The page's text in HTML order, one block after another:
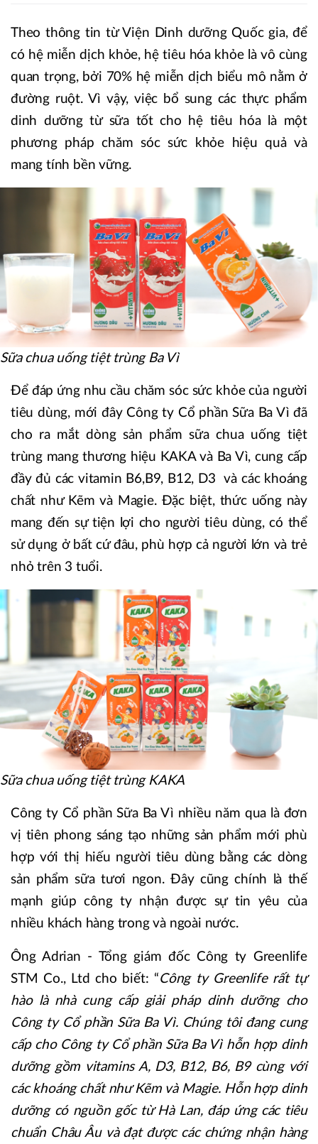
Theo thông tin từ Viện Dinh dưỡng Quốc gia, để
có hệ miễn dịch khỏe, hệ tiêu hóa khỏe là vô cùng
quan trọng, bởi 70% hệ miễn dịch biểu mô nằm ở
đường ruột. Vì vậy, việc bổ sung các thực phẩm
dinh dưỡng từ sữa tốt cho hệ tiêu hóa là một
phương pháp chăm sóc sức khỏe hiệu quả và
mang tính bền vững.
Sữa chua uống tiệt trùng Ba Vì
Để đáp ứng nhu cầu chăm sóc sức khỏe của người
tiêu dùng, mới đây Công ty Cổ phần Sữa Ba Vì đã
cho ra mắt dòng sản phẩm sữa chua uống tiệt
trùng mang thương hiệu KAKA và Ba Vì, cung cấp
đầy đủ các vitamin B6,B9, B12, D3 và các khoáng
chất như Kẽm và Magie. Đặc biệt, thức uống này
mang đến sự tiện lợi cho người tiêu dùng, có thể
sử dụng ở bất cứ đâu, phù hợp cả người lớn và trẻ
nhỏ trên 3 tuổi.
Sữa chua uống tiệt trùng KAKA
Công ty Cổ phần Sữa Ba Vì nhiều năm qua là đơn
vị tiên phong sáng tạo những sản phẩm mới phù
hợp với thị hiếu người tiêu dùng bằng các dòng
sản phẩm sữa tươi ngon. Đây cũng chính là thế
mạnh giúp công ty nhận được sự tin yêu của
nhiều khách hàng trong và ngoài nước.
Ông Adrian - Tổng giám đốc Công ty Greenlife
STM Co., Ltd cho biết: “Công ty Greenlife rất tự
hào là nhà cung cấp giải pháp dinh dưỡng cho
Công ty Cổ phần Sữa Ba Vì. Chúng tôi đang cung
cấp cho Công ty Cổ phần Sữa Ba Vì hỗn hợp dinh
dưỡng gồm vitamins A, D3, B12, B6, B9 cùng với
các khoáng chất như Kẽm và Magie. Hỗn hợp dinh
dưỡng có nguồn gốc từ Hà Lan, đáp ứng các tiêu
chuẩn Châu Âu và đạt được các chứng nhận hàng